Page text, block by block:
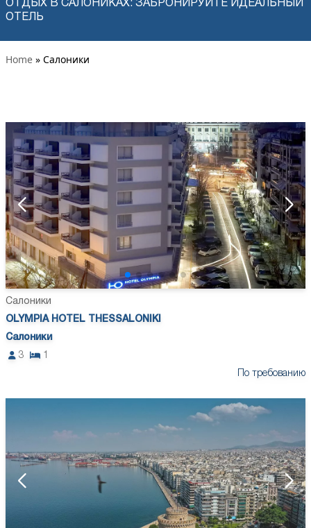
ОТДЫХ В САЛОНИКАХ: ЗАБРОНИРУЙТЕ ИДЕАЛЬНЫЙ
ОТЕЛЬ
Home » Салоники
Салоники
OLYMPIA HOTEL THESSALONIKI
Салоники
3
1
По требованию